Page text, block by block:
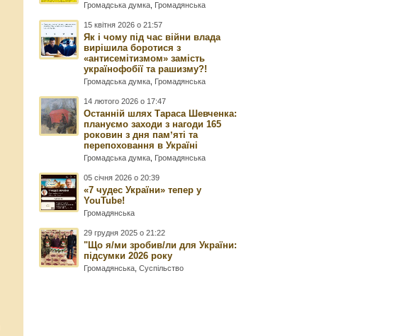
Громадська думка Громадянська
15 квітня 2026 о 21:57
Як і чому під час війни влада
вирішила боротися з
«антисемітизмом» замість
українофобії та рашизму?!
Громадська думка Громадянська
14 лютого 2026 о 17:47
Останній шлях Тараса Шевченка:
плануємо заходи з нагоди 165
роковин з дня памʼяті та
перепоховання в Україні
Громадська думка Громадянська
05 січня 2026 о 20:39
«7 чудес України» тепер у
YouTube!
Громадянська
29 грудня 2025 о 21:22
"Що я/ми зробив/ли для України:
підсумки 2026 року
Громадянська ,Суспільство